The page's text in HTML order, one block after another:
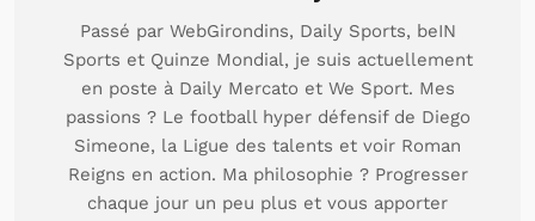
Passé par WebGirondins, Daily Sports, beIN
Sports et Quinze Mondial, je suis actuellement
en poste à Daily Mercato et We Sport. Mes
passions ? Le football hyper défensif de Diego
Simeone, la Ligue des talents et voir Roman
Reigns en action. Ma philosophie ? Progresser
chaque jour un peu plus et vous apporter